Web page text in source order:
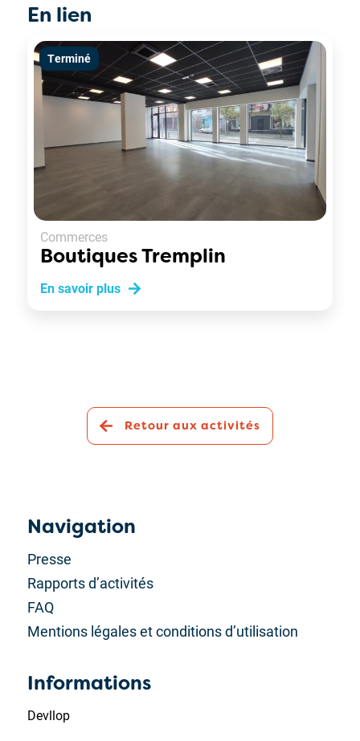
En lien
Terminé
Commerces
Boutiques Tremplin
En savoir plus
Retour aux activités
Navigation
Presse
Rapports d’activités
FAQ
Mentions légales et conditions d’utilisation
Informations
Devllop